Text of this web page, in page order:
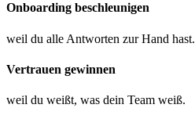
Onboarding beschleunigen
weil du alle Antworten zur Hand hast.
Vertrauen gewinnen
weil du weißt, was dein Team weiß.